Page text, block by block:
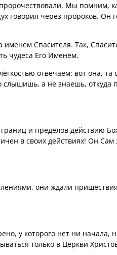
Мы помним,
говорил через пророков. Он
именем Спасителя. Так,
чудеса Его Именем.
отвечаем: вот она, та
слышишь, а не знаешь, откуда
и пределов действию
в своих действиях! Он Сам
они ждали
у которого нет ни начала,
только в Церкви